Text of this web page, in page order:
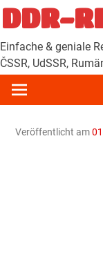
Zum
Inhalt
springen
DDR-
Einfache & geniale
ČSSR, UdSSR,
Veröffentlicht am